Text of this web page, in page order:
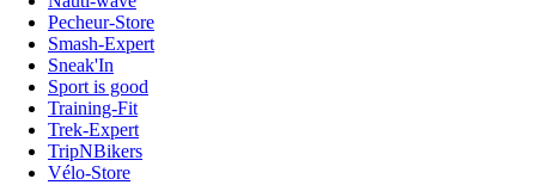
Pecheur-Store
Smash-Expert
Sneak'In
Sport is good
Training-Fit
Trek-Expert
TripNBikers
Vélo-Store